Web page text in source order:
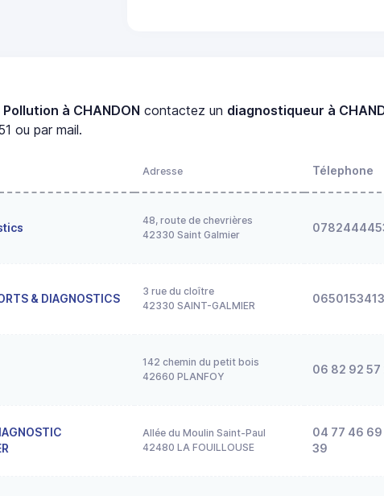
à CHANDON contactez un diagnostiqueur à
ou par mail.
Adresse Télephone
48, route de chevrières
42330 Saint Galmier
& DIAGNOSTICS
3 rue du cloître
42330 SAINT-GALMIER
0650153413
142 chemin du petit bois
42660 PLANFOY
06 82 92 57
Allée du Moulin Saint-Paul
42480 LA FOUILLOUSE
04 77 46 69
39